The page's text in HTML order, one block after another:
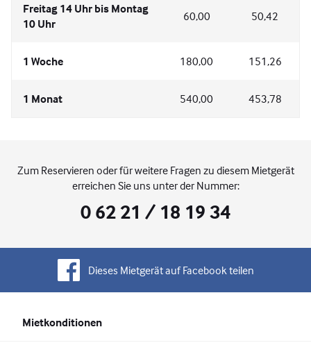
Freitag 14 Uhr bis Montag
10 Uhr
60,00 50,42
1 Woche 180,00 151,26
1 Monat 540,00 453,78
Zum Reservieren oder für weitere Fragen zu diesem Mietgerät
erreichen Sie uns unter der Nummer:
0 62 21 / 18 19 34
Dieses Mietgerät auf Facebook teilen
Mietkonditionen